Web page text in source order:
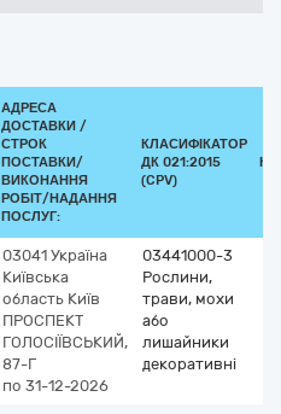
АДРЕСА
ДОСТАВКИ /
СТРОК
ПОСТАВКИ/
ВИКОНАННЯ
РОБІТ/НАДАННЯ
ПОСЛУГ:
КЛАСИФІКАТОР
ДК 021:2015
(CPV)
03041 Україна
Київська
область Київ
ПРОСПЕКТ
ГОЛОСІЇВСЬКИЙ,
87-Г
по 31-12-2026
03441000-3
Рослини,
трави, мохи
або
лишайники
декоративні